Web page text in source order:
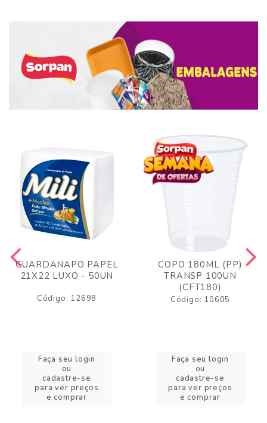
GUARDANAPO PAPEL
21X22 LUXO - 50UN
Código: 12698
Faça seu login
ou
cadastre-se
para ver preços
e comprar
COPO 180ML (PP)
TRANSP 100UN
(CFT180)
Código: 10605
Faça seu login
ou
cadastre-se
para ver preços
e comprar